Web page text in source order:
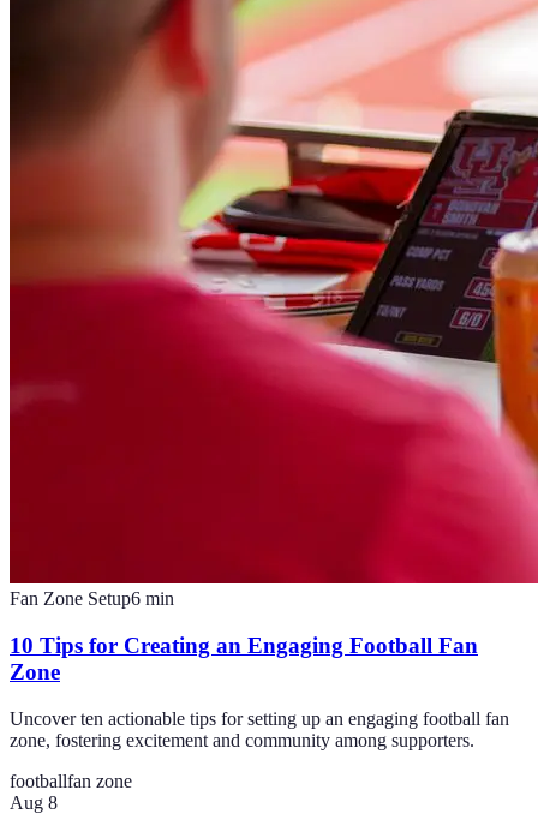
Fan Zone Setup6 min
10 Tips for Creating an Engaging Football Fan
Zone
Uncover ten actionable tips for setting up an engaging football fan
zone, fostering excitement and community among supporters.
footballfan zone
Aug 8